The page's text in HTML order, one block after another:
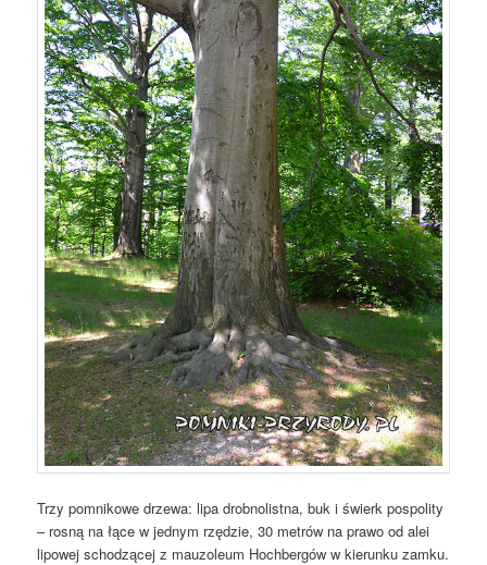
Trzy pomnikowe drzewa: lipa drobnolistna, buk i świerk pospolity
– rosną na łące w jednym rzędzie, 30 metrów na prawo od alei
lipowej schodzącej z mauzoleum Hochbergów w kierunku zamku.